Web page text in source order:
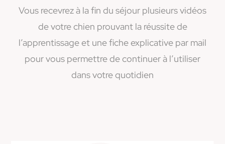
Vous recevrez à la fin du séjour plusieurs vidéos
de votre chien prouvant la réussite de
l’apprentissage et une fiche explicative par mail
pour vous permettre de continuer à l’utiliser
dans votre quotidien